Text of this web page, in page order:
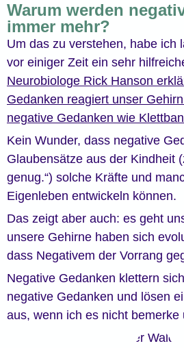
Warum werden
immer mehr?
Um das zu verstehen, habe ich
vor einiger Zeit ein sehr
Neurobiologe Rick Hanson
Gedanken reagiert unser
negative Gedanken wie
Kein Wunder, dass negative
Glaubensätze aus der Kindheit
genug.“) solche Kräfte und
Eigenleben entwickeln können.
Das zeigt aber auch: es geht
unsere Gehirne haben sich
dass Negativem der Vorrang
Negative Gedanken klettern
negative Gedanken und lösen
aus, wenn ich es nicht bemerke